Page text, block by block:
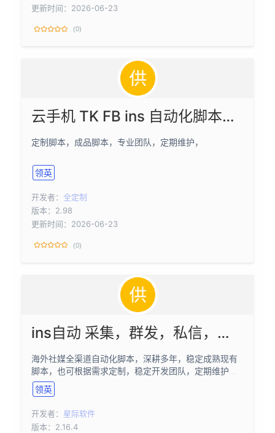
更新时间：2026-06-23
(0)
云手机 TK FB ins 自动化脚本，采集，群发，顶贴
定制脚本，成品脚本，专业团队，定期维护，
领英
开发者： 全定制
版本：2.98
更新时间：2026-06-23
(0)
ins自动 采集，群发，私信，同行截流，自动化脚本，可定制
海外社媒全渠道自动化脚本，深耕多年，稳定成熟现有
脚本，也可根据需求定制，稳定开发团队，定期维护，
合作方式灵活已合作定制过多家海内外大客户，现有活
跃用户多
领英
开发者： 星际软件
版本：2.16.4